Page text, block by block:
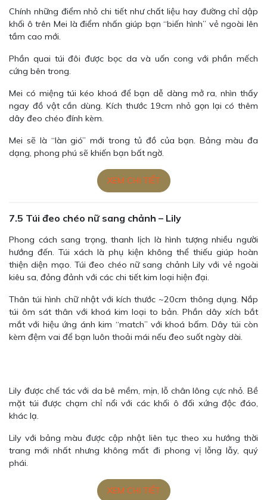
Chính những điểm nhỏ chi tiết như chất liệu hay đường chỉ dập
khối ô trên Mei là điểm nhấn giúp bạn “biến hình” vẻ ngoài lên
tầm cao mới.
Phần quai túi đôi được bọc da và uốn cong với phần mếch
cứng bên trong.
Mei có miệng túi kéo khoá để bạn dễ dàng mở ra, nhìn thấy
ngay đồ vật cần dùng. Kích thước 19cm nhỏ gọn lại có thêm
dây đeo chéo đính kèm.
Mei sẽ là “làn gió” mới trong tủ đồ của bạn. Bảng màu đa
dạng, phong phú sẽ khiến bạn bất ngờ.
XEM CHI TIẾT
7.5 Túi đeo chéo nữ sang chảnh – Lily
Phong cách sang trọng, thanh lịch là hình tượng nhiều người
hướng đến. Túi xách là phụ kiện không thể thiếu giúp hoàn
thiện diện mạo. Túi đeo chéo nữ sang chảnh Lily với vẻ ngoài
kiêu sa, đỏng đảnh với các chi tiết kim loại hiện đại.
Thân túi hình chữ nhật với kích thước ~20cm thông dụng. Nắp
túi ôm sát thân với khoá kim loại to bản. Phần dây xích bắt
mắt với hiệu ứng ánh kim “match” với khoá bấm. Dây túi còn
kèm đệm vai để bạn luôn thoải mái nếu đeo suốt ngày dài.
Lily được chế tác với da bê mềm, mịn, lỗ chân lông cực nhỏ. Bề
mặt túi được chạm chỉ nổi với các khối ô đối xứng độc đáo,
khác lạ.
Lily với bảng màu được cập nhật liên tục theo xu hướng thời
trang mới nhất nhưng không mất đi phong vị lỗng lẫy, quý
phái.
XEM CHI TIẾT